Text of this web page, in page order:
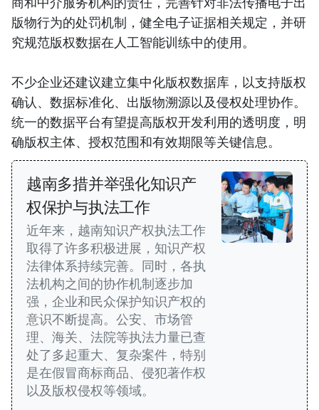
版物行为的处罚机制，健全电子证据相关规定，并研
究规范版权数据在人工智能训练中的使用。
不少企业还建议建立集中化版权数据库，以支持版权
确认、数据标准化、出版物溯源以及侵权处理协作。
统一的数据平台有望提高版权开发利用的透明度，明
确版权主体、授权范围和有效期限等关键信息。
越南多措并举强化知识产
权保护与执法工作
近年来，越南知识产权执法工作
取得了许多积极进展，知识产权
法律体系持续完善。同时，各执
法机构之间的协作机制逐步加
强，企业和民众保护知识产权的
意识不断提高。公安、市场管
理、海关、法院等执法力量已查
处了多起重大、复杂案件，特别
是在假冒商标商品、侵犯著作权
以及版权侵权等领域。